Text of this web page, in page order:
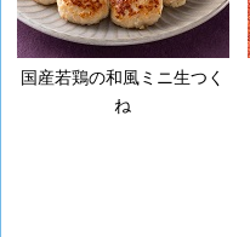
国産若鶏の和風ミニ生つく
ね